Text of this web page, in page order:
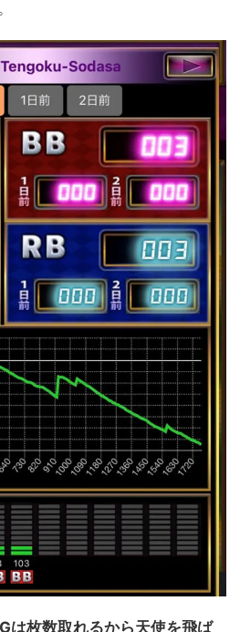
は枚数取れるから天使を飛ば